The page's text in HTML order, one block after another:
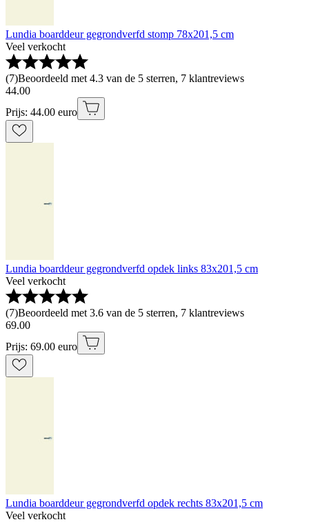
Lundia boarddeur gegrondverfd stomp 78x201,5 cm
Veel verkocht
(7)Beoordeeld met 4.3 van de 5 sterren, 7 klantreviews
44.00
Prijs: 44.00 euro
Lundia boarddeur gegrondverfd opdek links 83x201,5 cm
Veel verkocht
(7)Beoordeeld met 3.6 van de 5 sterren, 7 klantreviews
69.00
Prijs: 69.00 euro
Lundia boarddeur gegrondverfd opdek rechts 83x201,5 cm
Veel verkocht